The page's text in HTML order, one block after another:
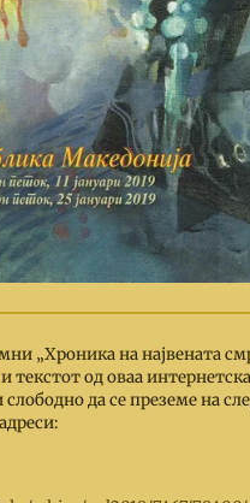
„Хроника на највената
и текстот од оваа
слободно да сe преземе на